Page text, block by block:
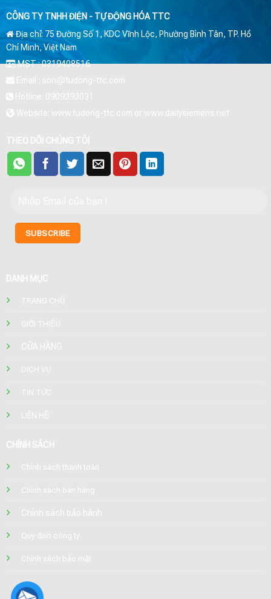
CÔNG TY TNHH ĐIỆN - TỰ ĐỘNG HÓA TTC
Địa chỉ: 75 Đường Số 1, KDC Vĩnh Lộc, Phường Bình Tân, TP. Hồ
Chí Minh, Việt Nam
MST : 0319408516
Email : son@tudong-ttc.com
Hotline: 0909393031
Website: www.tudong-ttc.com or www.dailysiemens.net
THEO DÕI CHÚNG TÔI
DANH MỤC
TRANG CHỦ
GIỚI THIỆU
CỬA HÀNG
DỊCH VỤ
TIN TỨC
LIÊN HỆ
CHÍNH SÁCH
Chính sách thanh toán
Chính sách bán hàng
Chính sách bảo hành
Quy định công ty
Chính sách bảo mật